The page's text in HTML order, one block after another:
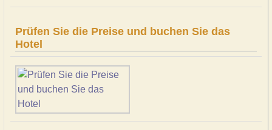
Prüfen Sie die Preise und buchen Sie das
Hotel